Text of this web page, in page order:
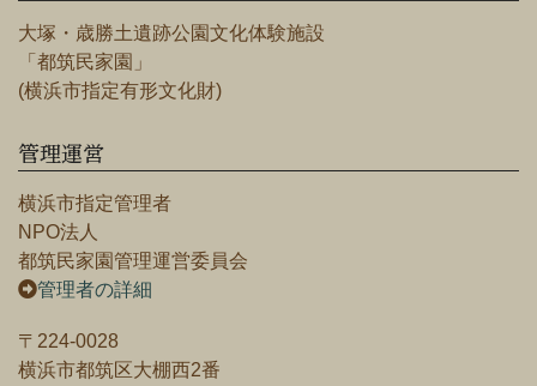
大塚・歳勝土遺跡公園文化体験施設
「都筑民家園」
(横浜市指定有形文化財)
管理運営
横浜市指定管理者
NPO法人
都筑民家園管理運営委員会
管理者の詳細
〒224-0028
横浜市都筑区大棚西2番